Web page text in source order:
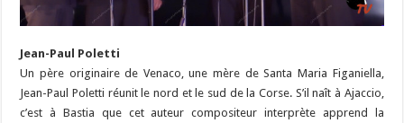
Jean-Paul Poletti
Un père originaire de Venaco, une mère de Santa Maria Figaniella,
Jean-Paul Poletti réunit le nord et le sud de la Corse. S’il naît à Ajaccio,
c’est à Bastia que cet auteur compositeur interprète apprend la